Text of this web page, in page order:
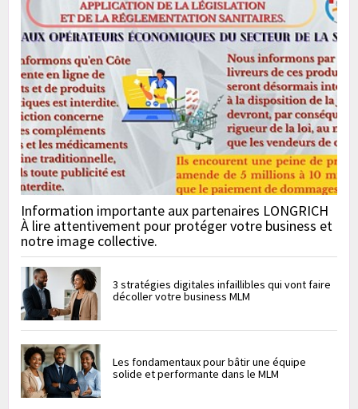
Information importante aux partenaires LONGRICH
À lire attentivement pour protéger votre business et
notre image collective.
3 stratégies digitales infaillibles qui vont faire
décoller votre business MLM
Les fondamentaux pour bâtir une équipe
solide et performante dans le MLM